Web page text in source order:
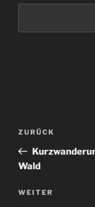
Vorheriger
Beitrag
ZURÜCK
Wald
Nächster
WEITER